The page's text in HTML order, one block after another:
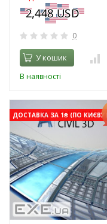
0
У кошик
В наявності
ДОСТАВКА ЗА 1₴ (ПО КИЄВУ)